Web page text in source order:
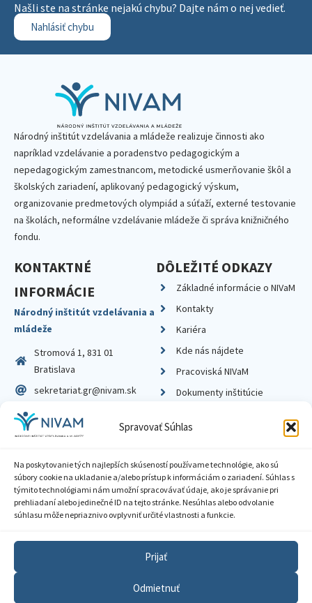
Spravovať Súhlas
Na poskytovanie tých najlepších skúseností používame technológie, ako sú
súbory cookie na ukladanie a/alebo prístup k informáciám o zariadení. Súhlas s
týmito technológiami nám umožní spracovávať údaje, ako je správanie pri
prehliadaní alebo jedinečné ID na tejto stránke. Nesúhlas alebo odvolanie
súhlasu môže nepriaznivo ovplyvniť určité vlastnosti a funkcie.
Prijať
Odmietnuť
Našli ste na stránke nejakú chybu? Dajte nám o nej vedieť.
Nahlásiť chybu
Národný inštitút vzdelávania a mládeže realizuje činnosti ako
napríklad vzdelávanie a poradenstvo pedagogickým a
nepedagogickým zamestnancom, metodické usmerňovanie škôl a
školských zariadení, aplikovaný pedagogický výskum,
organizovanie predmetových olympiád a súťaží, externé testovanie
na školách, neformálne vzdelávanie mládeže či správa knižničného
fondu.
KONTAKTNÉ
INFORMÁCIE
Národný inštitút vzdelávania a
mládeže
Stromová 1, 831 01
Bratislava
sekretariat.gr@nivam.sk
IČO: 00164348
DIČ: 2020798714
DÔLEŽITÉ ODKAZY
Základné informácie o NIVaM
Kontakty
Kariéra
Kde nás nájdete
Pracoviská NIVaM
Dokumenty inštitúcie
Zásady ochrany súkromia
Sprístupnenie informácií